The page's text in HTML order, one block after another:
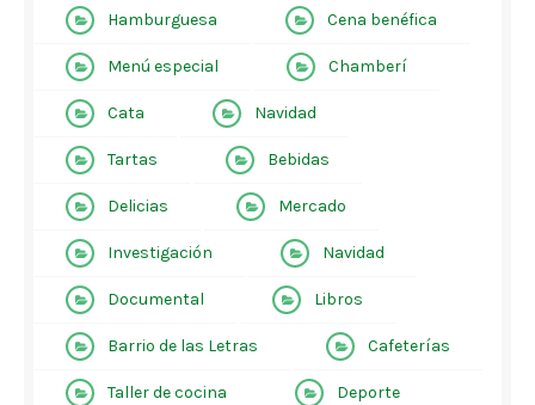
Hamburguesa Cena benéfica
Menú especial Chamberí
Cata Navidad
Tartas Bebidas
Delicias Mercado
Investigación Navidad
Documental Libros
Barrio de las Letras Cafeterías
Taller de cocina Deporte